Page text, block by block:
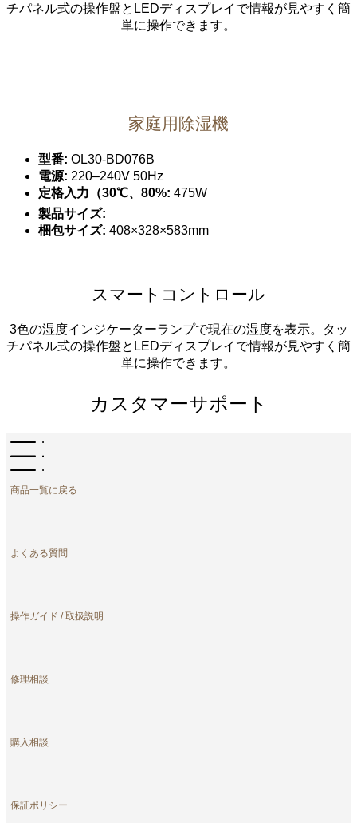
チパネル式の操作盤とLEDディスプレイで情報が見やすく簡
単に操作できます。
家庭用除湿機
型番: OL30-BD076B
電源: 220–240V 50Hz
定格入力（30℃、80%: 475W
製品サイズ:
梱包サイズ: 408×328×583mm
スマートコントロール
3色の湿度インジケーターランプで現在の湿度を表示。タッ
チパネル式の操作盤とLEDディスプレイで情報が見やすく簡
単に操作できます。
カスタマーサポート
商品一覧に戻る
よくある質問
操作ガイド / 取扱説明
修理相談
購入相談
保証ポリシー